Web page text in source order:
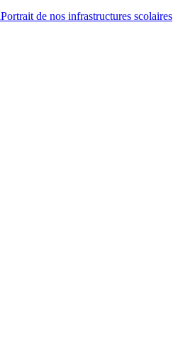
Portrait de nos infrastructures scolaires